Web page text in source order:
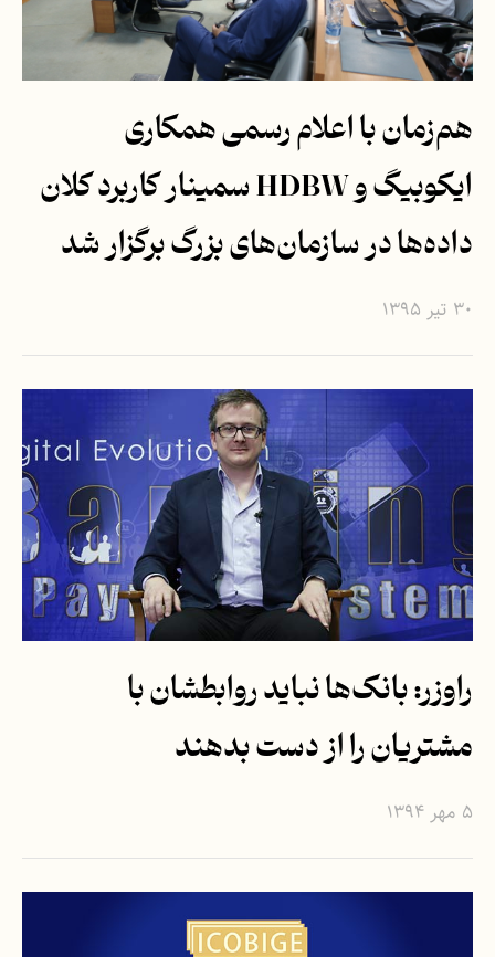
هم‌زمان با اعلام رسمی همکاری
ایکوبیگ و HDBW سمینار کاربرد کلان
داده‌ها در سازمان‌های بزرگ برگزار شد
۳۰ تیر ۱۳۹۵
راوزر: بانک‌ها نباید روابطشان با
مشتریان را از دست بدهند
۵ مهر ۱۳۹۴